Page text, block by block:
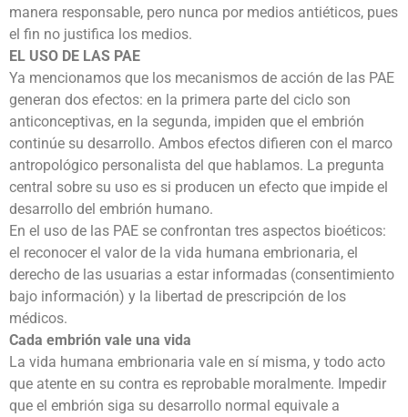
manera responsable, pero nunca por medios antiéticos, pues
el fin no justifica los medios.
EL USO DE LAS PAE
Ya mencionamos que los mecanismos de acción de las PAE
generan dos efectos: en la primera parte del ciclo son
anticonceptivas, en la segunda, impiden que el embrión
continúe su desarrollo. Ambos efectos difieren con el marco
antropológico personalista del que hablamos. La pregunta
central sobre su uso es si producen un efecto que impide el
desarrollo del embrión humano.
En el uso de las PAE se confrontan tres aspectos bioéticos:
el reconocer el valor de la vida humana embrionaria, el
derecho de las usuarias a estar informadas (consentimiento
bajo información) y la libertad de prescripción de los
médicos.
Cada embrión vale una vida
La vida humana embrionaria vale en sí misma, y todo acto
que atente en su contra es reprobable moralmente. Impedir
que el embrión siga su desarrollo normal equivale a